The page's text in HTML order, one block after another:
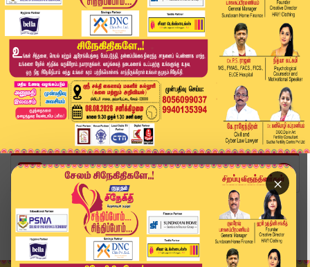
×
Home
வீடியோ ஸ்டோரி
பெண் டிக்கெட் பரிசோதகர் மீது தாக்குதல்.. அசாம் ...